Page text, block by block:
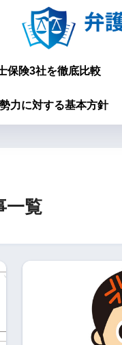
保険3社を徹底比較
力に対する基本方針
一覧